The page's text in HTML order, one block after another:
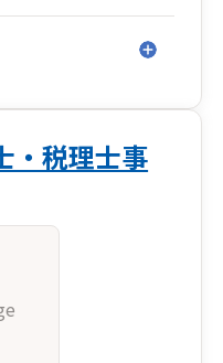
・税理士事